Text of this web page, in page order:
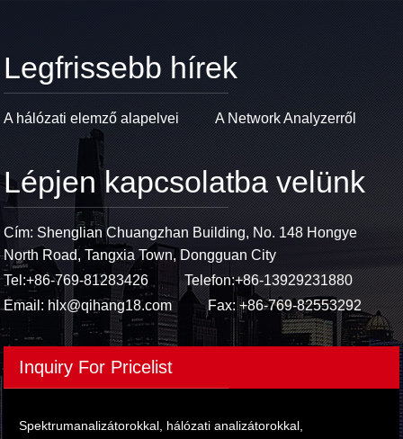
Legfrissebb hírek
A hálózati elemző alapelvei A Network Analyzerről
Lépjen kapcsolatba velünk
Cím: Shenglian Chuangzhan Building, No. 148 Hongye
North Road, Tangxia Town, Dongguan City
Tel:+86-769-81283426 Telefon:+86-13929231880
Email: hlx@qihang18.com Fax: +86-769-82553292
Inquiry For Pricelist
Spektrumanalizátorokkal, hálózati analizátorokkal,